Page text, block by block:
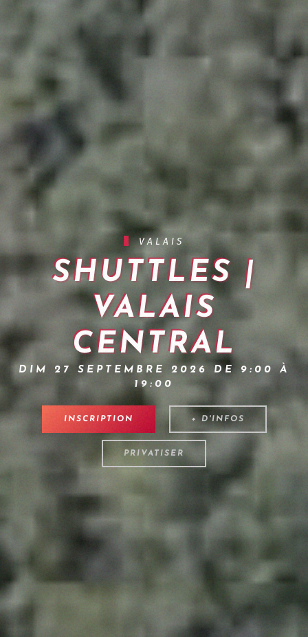
VALAIS
SHUTTLES |
VALAIS
CENTRAL
DIM 27 SEPTEMBRE 2026 DE 9:00 À
19:00
INSCRIPTION + D'INFOS
PRIVATISER